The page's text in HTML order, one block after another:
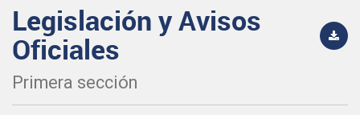
Legislación y Avisos
Oficiales
Primera sección